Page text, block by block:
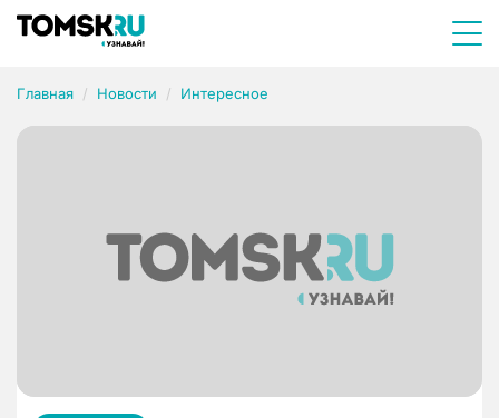
Главная Новости Интересное